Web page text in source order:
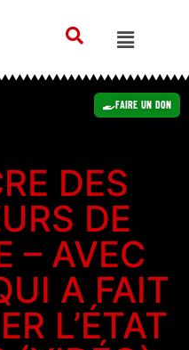
Faire un Don
DES
DE
– AVEC
A FAIT
L’ÉTAT